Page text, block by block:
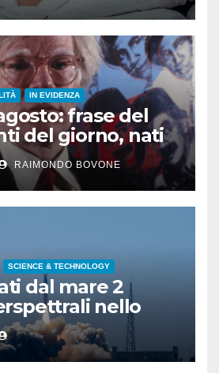
IN EVIDENZA
frase del
del giorno, nati
oggi
RAIMONDO BOVONE
SCIENCE & TECHNOLOGY
dal mare 2
nello